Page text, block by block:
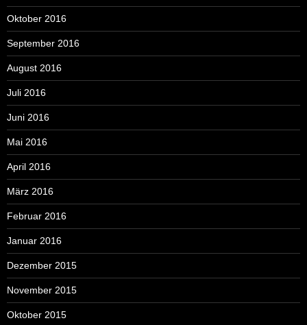
Oktober 2016
September 2016
August 2016
Juli 2016
Juni 2016
Mai 2016
April 2016
März 2016
Februar 2016
Januar 2016
Dezember 2015
November 2015
Oktober 2015